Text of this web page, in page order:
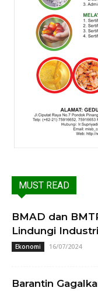
MUST READ
BMAD dan
Lindungi
Ekonomi 16/07/2024
Barantin